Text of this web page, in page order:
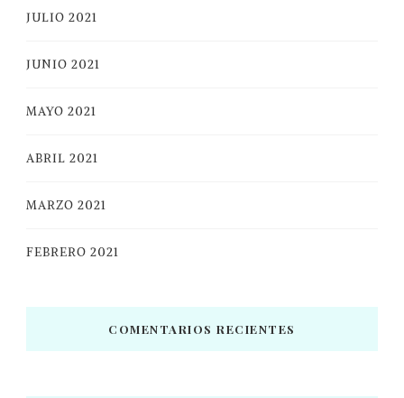
JULIO 2021
JUNIO 2021
MAYO 2021
ABRIL 2021
MARZO 2021
FEBRERO 2021
COMENTARIOS RECIENTES